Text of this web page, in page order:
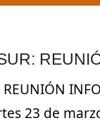
23 de